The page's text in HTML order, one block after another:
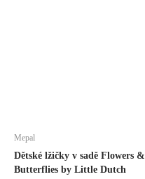
Mepal
Dětské lžičky v sadě Flowers &
Butterflies by Little Dutch